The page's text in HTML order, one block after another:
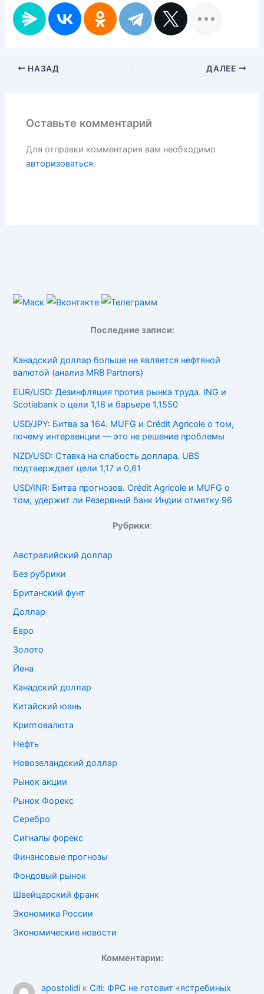
НАЗАД ДАЛЕЕ
Оставьте комментарий
Для отправки комментария вам необходимо
авторизоваться.
Последние записи:
Канадский доллар больше не является нефтяной
валютой (анализ MRB Partners)
EUR/USD: Дезинфляция против рынка труда. ING и
Scotiabank о цели 1,18 и барьере 1,1550
USD/JPY: Битва за 164. MUFG и Crédit Agricole о том,
почему интервенции — это не решение проблемы
NZD/USD: Ставка на слабость доллара. UBS
подтверждает цели 1,17 и 0,61
USD/INR: Битва прогнозов. Crédit Agricole и MUFG о
том, удержит ли Резервный банк Индии отметку 96
Рубрики:
Австралийский доллар
Без рубрики
Британский фунт
Доллар
Евро
Золото
Йена
Канадский доллар
Китайский юань
Криптовалюта
Нефть
Новозеландский доллар
Рынок акции
Рынок Форекс
Серебро
Сигналы форекс
Финансовые прогнозы
Фондовый рынок
Швейцарский франк
Экономика России
Экономические новости
Комментарии:
apostolidiк Citi: ФРС не готовит «ястребиных